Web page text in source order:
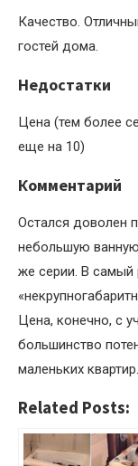
Качество.
гостей дома.
Недостатки
Цена (тем более
еще на 10)
Комментарий
Остался доволен
небольшую
же серии. В самый
Цена, конечно, с
большинство
маленьких квартир.
Related Posts: